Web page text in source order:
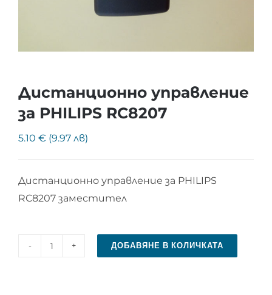
Дистанционно управление
за PHILIPS RC8207
5.10 € (9.97 лв)
Дистанционно управление за PHILIPS
RC8207 заместител
количество
ДОБАВЯНЕ В КОЛИЧКАТА